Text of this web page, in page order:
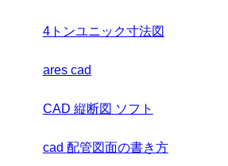
4トンユニック寸法図
ares cad
CAD 縦断図 ソフト
cad 配管図面の書き方